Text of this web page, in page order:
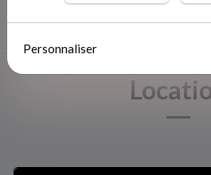
Personnaliser